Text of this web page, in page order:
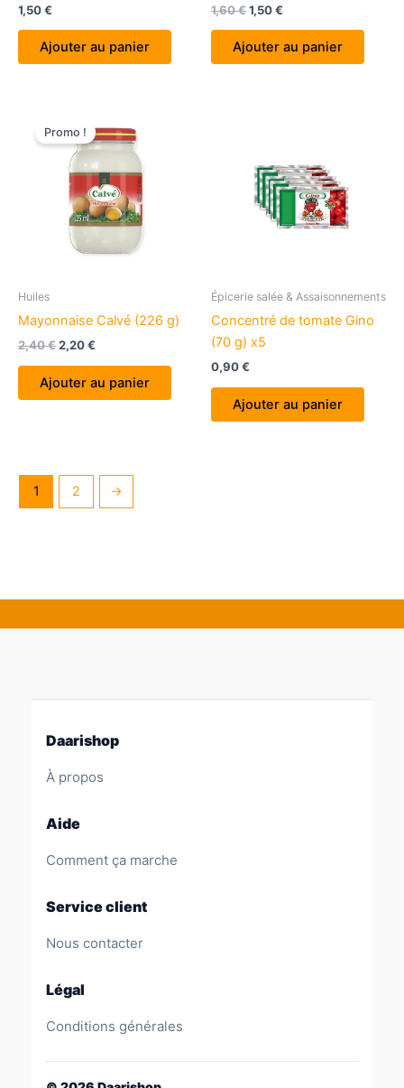
1,50€
Ajouter au panier
1,60€Le
initial
était :
1,50€
est :
Ajouter au panier
Promo !
Huiles
Mayonnaise Calvé (226 g)
2,40€Le
initial
était :
2,20€
est :
Ajouter au panier
Épicerie salée & Assaisonnements
Concentré de tomate Gino
(70 g) x5
0,90€
Ajouter au panier
1 2 →
Daarishop
À propos
Aide
Comment ça marche
Service client
Nous contacter
Légal
Conditions générales